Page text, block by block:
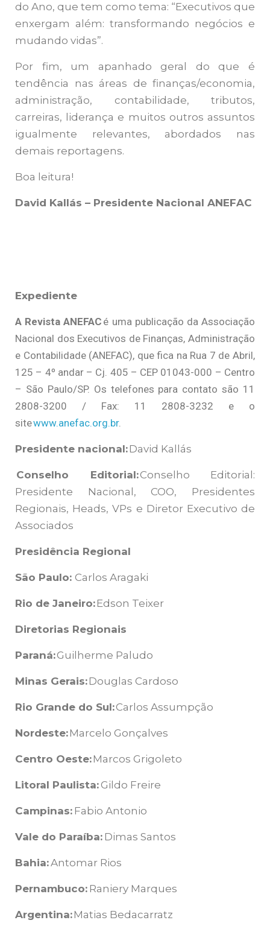
do Ano, que tem como tema: “Executivos que
enxergam além: transformando negócios e
mudando vidas”.
Por fim, um apanhado geral do que é
tendência nas áreas de finanças/economia,
administração, contabilidade, tributos,
carreiras, liderança e muitos outros assuntos
igualmente relevantes, abordados nas
demais reportagens.
Boa leitura!
David Kallás – Presidente Nacional ANEFAC
Expediente
A Revista ANEFAC é uma publicação da Associação
Nacional dos Executivos de Finanças, Administração
e Contabilidade (ANEFAC), que fica na Rua 7 de Abril,
125 – 4º andar – Cj. 405 – CEP 01043-000 – Centro
– São Paulo/SP. Os telefones para contato são 11
2808-3200 / Fax: 11 2808-3232 e o
sitewww.anefac.org.br.
Presidente nacional:David Kallás
Conselho Editorial:Conselho Editorial:
Presidente Nacional, COO, Presidentes
Regionais, Heads, VPs e Diretor Executivo de
Associados
Presidência Regional
São Paulo: Carlos Aragaki
Rio de Janeiro:Edson Teixer
Diretorias Regionais
Paraná:Guilherme Paludo
Minas Gerais:Douglas Cardoso
Rio Grande do Sul:Carlos Assumpção
Nordeste:Marcelo Gonçalves
Centro Oeste:Marcos Grigoleto
Litoral Paulista: Gildo Freire
Campinas: Fabio Antonio
Vale do Paraíba: Dimas Santos
Bahia:Antomar Rios
Pernambuco: Raniery Marques
Argentina:Matias Bedacarratz